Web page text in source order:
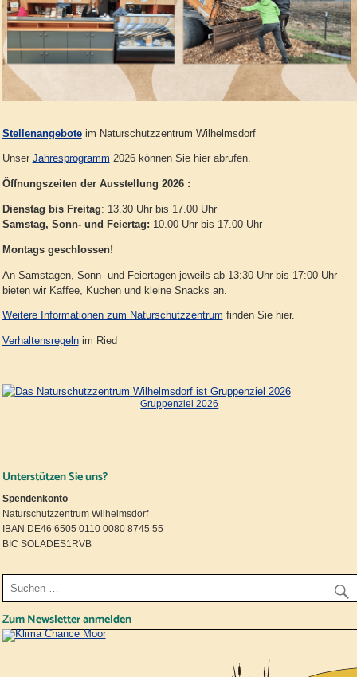
Stellenangeboteim Naturschutzzentrum Wilhelmsdorf
Unser Jahresprogramm 2026 können Sie hier abrufen.
Öffnungszeiten der Ausstellung 2026 :
Dienstag bis Freitag: 13.30 Uhr bis 17.00 Uhr
Samstag, Sonn- und Feiertag: 10.00 Uhr bis 17.00 Uhr
Montags geschlossen!
An Samstagen, Sonn- und Feiertagen jeweils ab 13:30 Uhr bis 17:00 Uhr
bieten wir Kaffee, Kuchen und kleine Snacks an.
Weitere Informationen zum Naturschutzzentrum finden Sie hier.
Verhaltensregelnim Ried
Gruppenziel 2026
Unterstützen Sie uns?
Spendenkonto
Naturschutzzentrum Wilhelmsdorf
IBAN DE46 6505 0110 0080 8745 55
BIC SOLADES1RVB
Zum Newsletter anmelden